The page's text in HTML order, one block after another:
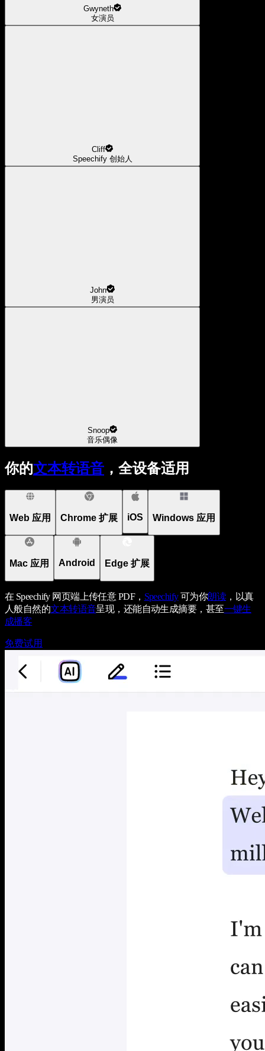
Gwyneth
女演员
Cliff
Speechify 创始人
John
男演员
Snoop
音乐偶像
你的文本转语音 ，全设备适用
Web 应用 Chrome 扩展 iOS Windows 应用
Mac 应用 Android Edge 扩展
在 Speechify 网页端上传任意 PDF， Speechify可为你朗读，以真
人般自然的文本转语音呈现，还能自动生成摘要，甚至一键生
成播客
免费试用